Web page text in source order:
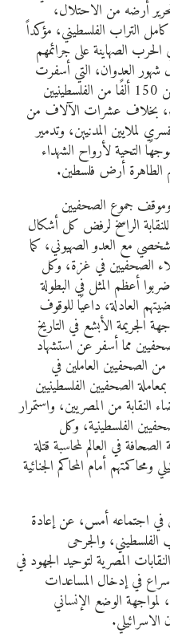
أرضه من الاحتلال،
التراب الفلسطيني، مؤكداً
الحرب الصهاينة على جرائمهم
العدوان، التي أسفرت
عن استشهاد وإصابة أكثر من 150 ألفًا من الفلسطينيين
بخلاف عشرات الآلاف من
لملايين المدنيين، وتدمير
التحية لأرواح الشهداء
الطاهرة أرض فلسطين.
جموع الصحفيين
للنقابة الراسخ لرفض كل أشكال
مع العدو الصهيوني، كما
الصحفيين في غزة، وكل
أعظم المثل في البطولة
العادلة، داعيًا للوقوف
الجريمة الأبشع في التاريخ
مما أسفر عن استشهاد
ما يقرب من 40 % من الصحفيين العاملين في
الصحفيين الفلسطينيين
النقابة من المصريين، واستمرار
الفلسطينية، وكل
في العالم لمحاسبة قتلة
أمام المحاكم الجنائية
في اجتماعه أمس، عن إعادة
والجرحى
المصرية لتوحيد الجهود في
في إدخال المساعدات
لمواجهة الوضع الإنساني